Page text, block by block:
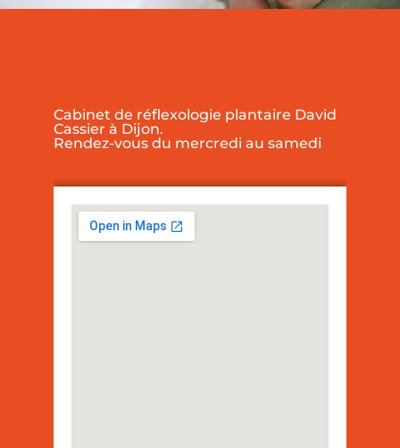
Cabinet de réflexologie plantaire David
Cassier à Dijon.
Rendez-vous du mercredi au samedi